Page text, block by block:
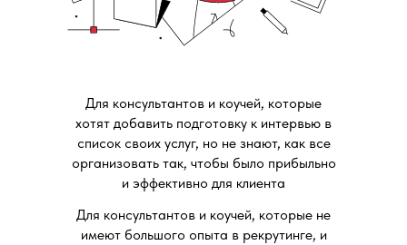
Для консультантов и коучей, которые
хотят добавить подготовку к интервью в
список своих услуг, но не знают, как все
организовать так, чтобы было прибыльно
и эффективно для клиента
Для консультантов и коучей, которые не
имеют большого опыта в рекрутинге, и